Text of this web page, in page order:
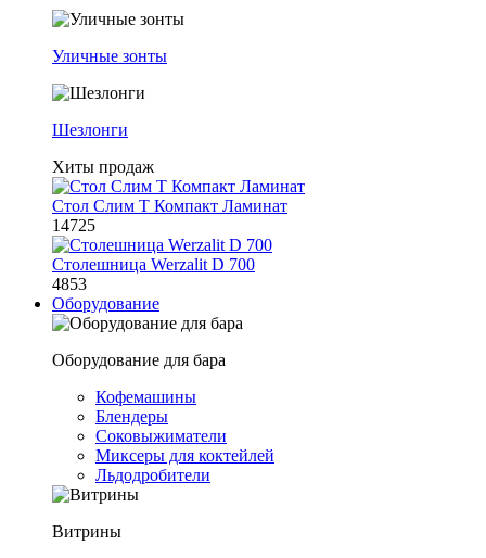
Уличные зонты
Шезлонги
Хиты продаж
Стол Слим Т Компакт Ламинат
14725
Столешница Werzalit D 700
4853
Оборудование
Оборудование для бара
Кофемашины
Блендеры
Соковыжиматели
Миксеры для коктейлей
Льдодробители
Витрины